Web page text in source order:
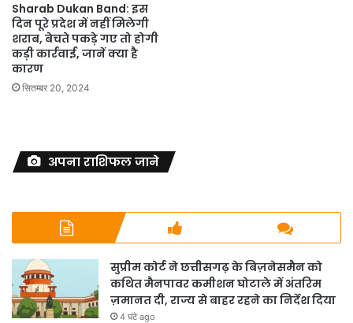
Sharab Dukan Band: इस
दिन पूरे प्रदेश में नहीं मिलेगी
शराब, बेचते पकड़े गए तो होगी
कड़ी कार्रवाई, जानें क्या है
कारण
सितम्बर 20, 2024
अपना राशिफल जाने
सुप्रीम कोर्ट ने छत्तीसगढ़ के बिज़नेसमैन को
कथित मैनपावर कमीशन घोटाले में अंतरिम
ज़मानत दी, राज्य से बाहर रहने का निर्देश दिया
4 घंटे ago